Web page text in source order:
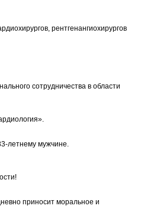
рентгенангиохирургов
сотрудничества в области
летнему мужчине.
приносит моральное и